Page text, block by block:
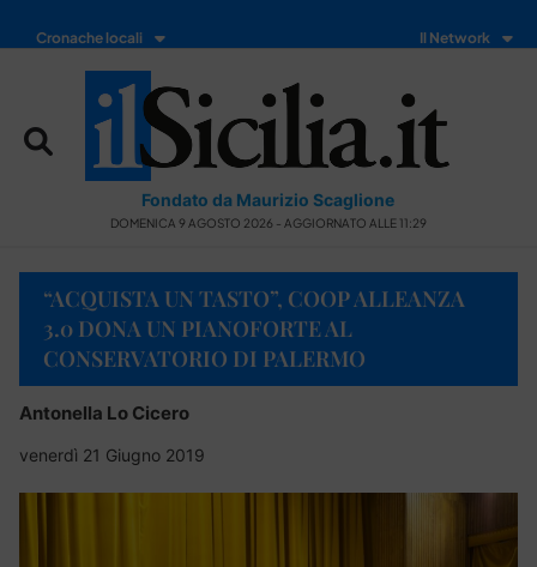
Cronache locali Il Network
Fondato da Maurizio Scaglione
DOMENICA 9 AGOSTO 2026 - AGGIORNATO ALLE 11:29
“ACQUISTA UN TASTO”, COOP ALLEANZA
3.0 DONA UN PIANOFORTE AL
CONSERVATORIO DI PALERMO
Antonella Lo Cicero
venerdì 21 Giugno 2019